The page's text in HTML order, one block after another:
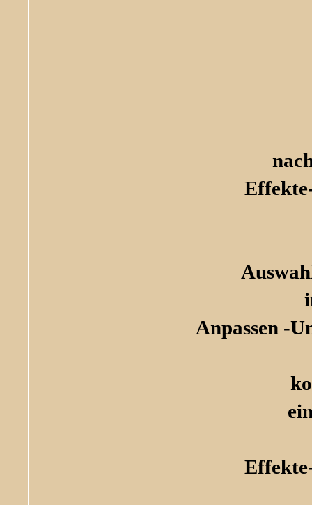
Anpassen -